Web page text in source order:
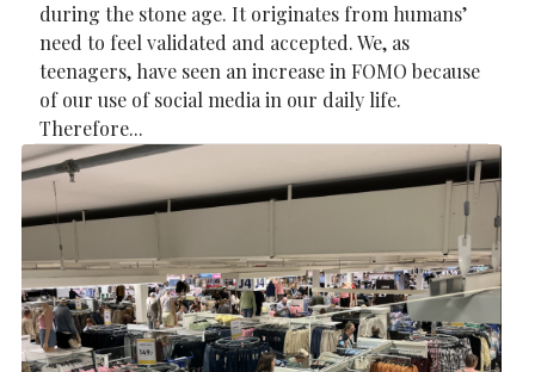
during the stone age. It originates from humans’
need to feel validated and accepted. We, as
teenagers, have seen an increase in FOMO because
of our use of social media in our daily life.
Therefore...